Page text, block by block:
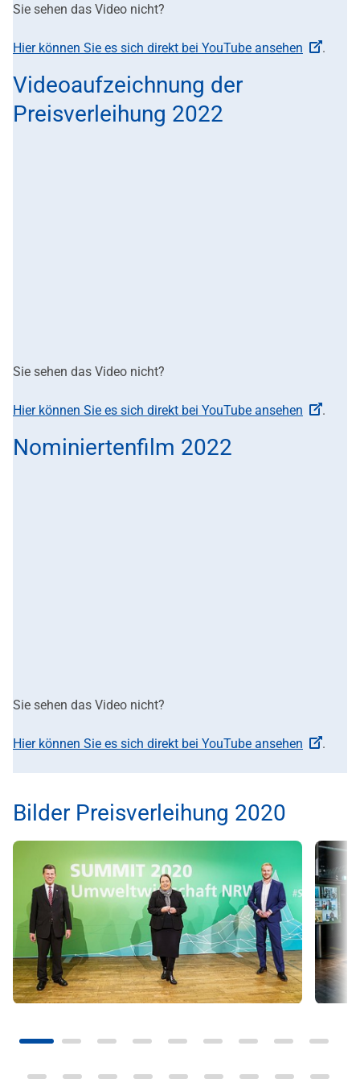
Sie sehen das Video nicht?
Hier können Sie es sich direkt bei YouTube ansehen .
Videoaufzeichnung der
Preisverleihung 2022
Sie sehen das Video nicht?
Hier können Sie es sich direkt bei YouTube ansehen .
Nominiertenfilm 2022
Sie sehen das Video nicht?
Hier können Sie es sich direkt bei YouTube ansehen .
Bilder Preisverleihung 2020